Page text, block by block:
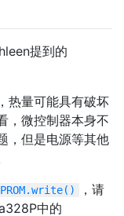
提到的
热量可能具有破坏
，微控制器本身不
，但是电源等其他
，请
中的